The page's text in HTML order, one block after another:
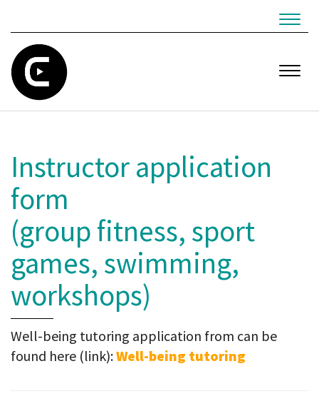
Instructor application
form
​​​​​​​(group fitness, sport
games, swimming,
workshops)
Well-being tutoring application from can be
found here (link):Well-being tutoring